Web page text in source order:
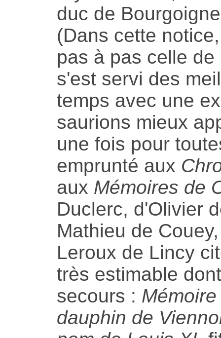
duc de
(Dans cette
pas à pas celle
s'est servi des
temps avec une
saurions mieux
une fois pour
emprunté aux
aux Mémoires de
Duclerc, d'Olivier
Mathieu de
Leroux de Lincy
très estimable
secours :
dauphin de